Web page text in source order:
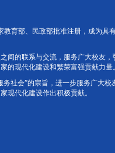
教育部、民政部批准注册，成为具
间的联系与交流，服务广大校友，
的现代化建设和繁荣富强贡献力量
社会”的宗旨，进一步服务广大校
现代化建设作出积极贡献。